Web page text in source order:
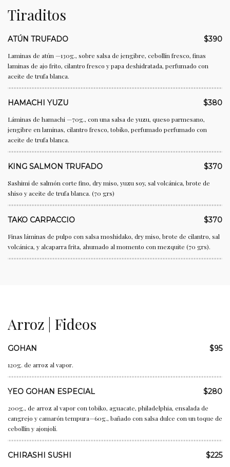
Tiraditos
ATÚN TRUFADO $390
Laminas de atún —130g., sobre salsa de jengibre, cebollín fresco, finas
laminas de ajo frito, cilantro fresco y papa deshidratada, perfumado con
aceite de trufa blanca.
HAMACHI YUZU $380
Láminas de hamachi —70g., con una salsa de yuzu, queso parmesano,
jengibre en laminas, cilantro fresco, tobiko, perfumado perfumado con
aceite de trufa blanca.
KING SALMON TRUFADO $370
Sashimi de salmón corte fino, dry miso, yuzu soy, sal volcánica, brote de
shiso y aceite de trufa blanca. (70 grs)
TAKO CARPACCIO $370
Finas láminas de pulpo con salsa moshidako, dry miso, brote de cilantro, sal
volcánica, y alcaparra frita, ahumado al momento con mezquite (70 grs).
Arroz | Fideos
GOHAN $95
120g. de arroz al vapor.
YEO GOHAN ESPECIAL $280
200g., de arroz al vapor con tobiko, aguacate, philadelphia, ensalada de
cangrejo y camarón tempura—60g., bañado con salsa dulce con un toque de
cebollín y ajonjolí.
CHIRASHI SUSHI $225